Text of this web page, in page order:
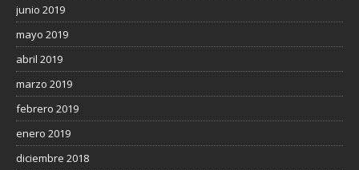
junio 2019
mayo 2019
abril 2019
marzo 2019
febrero 2019
enero 2019
diciembre 2018